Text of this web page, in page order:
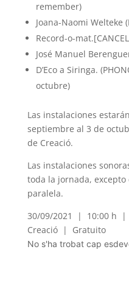
remember)
Joana-Naomi Welteke
Record-o-
José Manuel
D’Eco a Siringa.
octubre)
Las instalaciones
septiembre al 3 de
de Creació.
Las instalaciones
toda la jornada,
paralela.
30/09/2021 | 10:00 h |
Creació | Gratuito
No s'ha trobat cap